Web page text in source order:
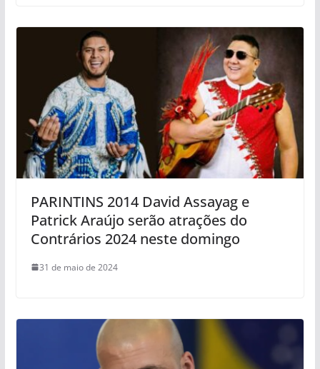
PARINTINS 2014 David Assayag e
Patrick Araújo serão atrações do
Contrários 2024 neste domingo
31 de maio de 2024